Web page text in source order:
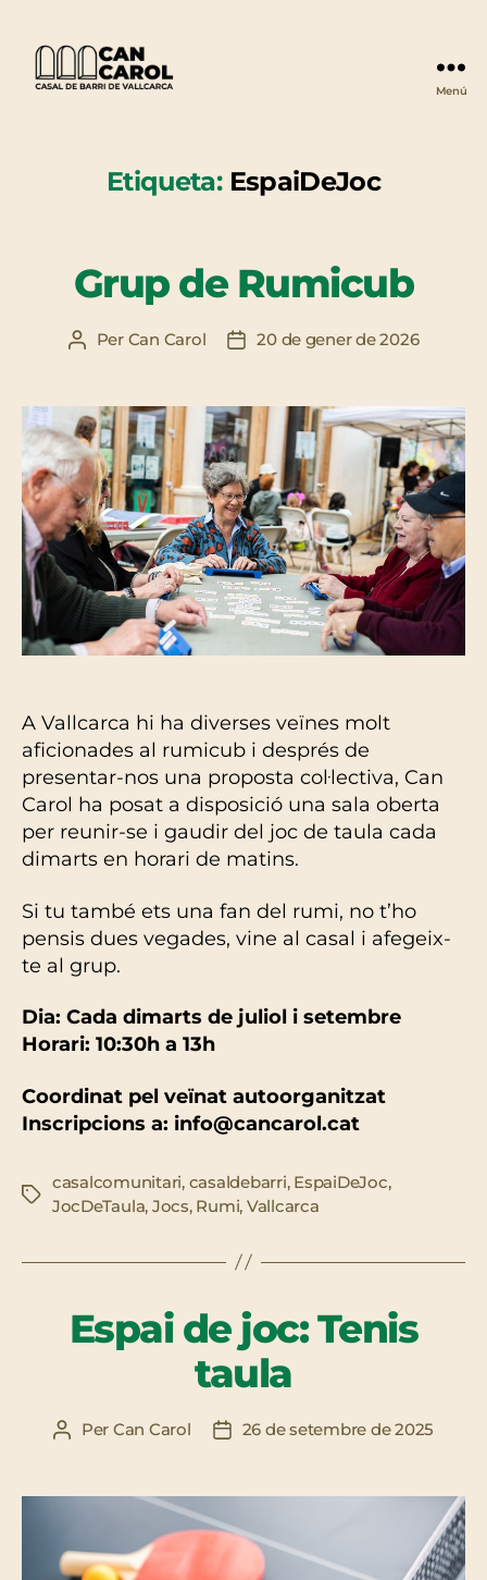
Menú
Etiqueta: EspaiDeJoc
Grup de Rumicub
Autor
Per Can Carol
Data20 de gener de 2026
A Vallcarca hi ha diverses veïnes molt
aficionades al rumicub i després de
presentar-nos una proposta col·lectiva, Can
Carol ha posat a disposició una sala oberta
per reunir-se i gaudir del joc de taula cada
dimarts en horari de matins.
Si tu també ets una fan del rumi, no t’ho
pensis dues vegades, vine al casal i afegeix-
te al grup.
Dia: Cada dimarts de juliol i setembre
Horari: 10:30h a 13h
Coordinat pel veïnat autoorganitzat
Inscripcions a: info@cancarol.cat
Etiquetes
casalcomunitari, casaldebarri, EspaiDeJoc,
JocDeTaula, Jocs, Rumi, Vallcarca
Espai de joc: Tenis
taula
Autor
Per Can Carol
Data26 de setembre de 2025